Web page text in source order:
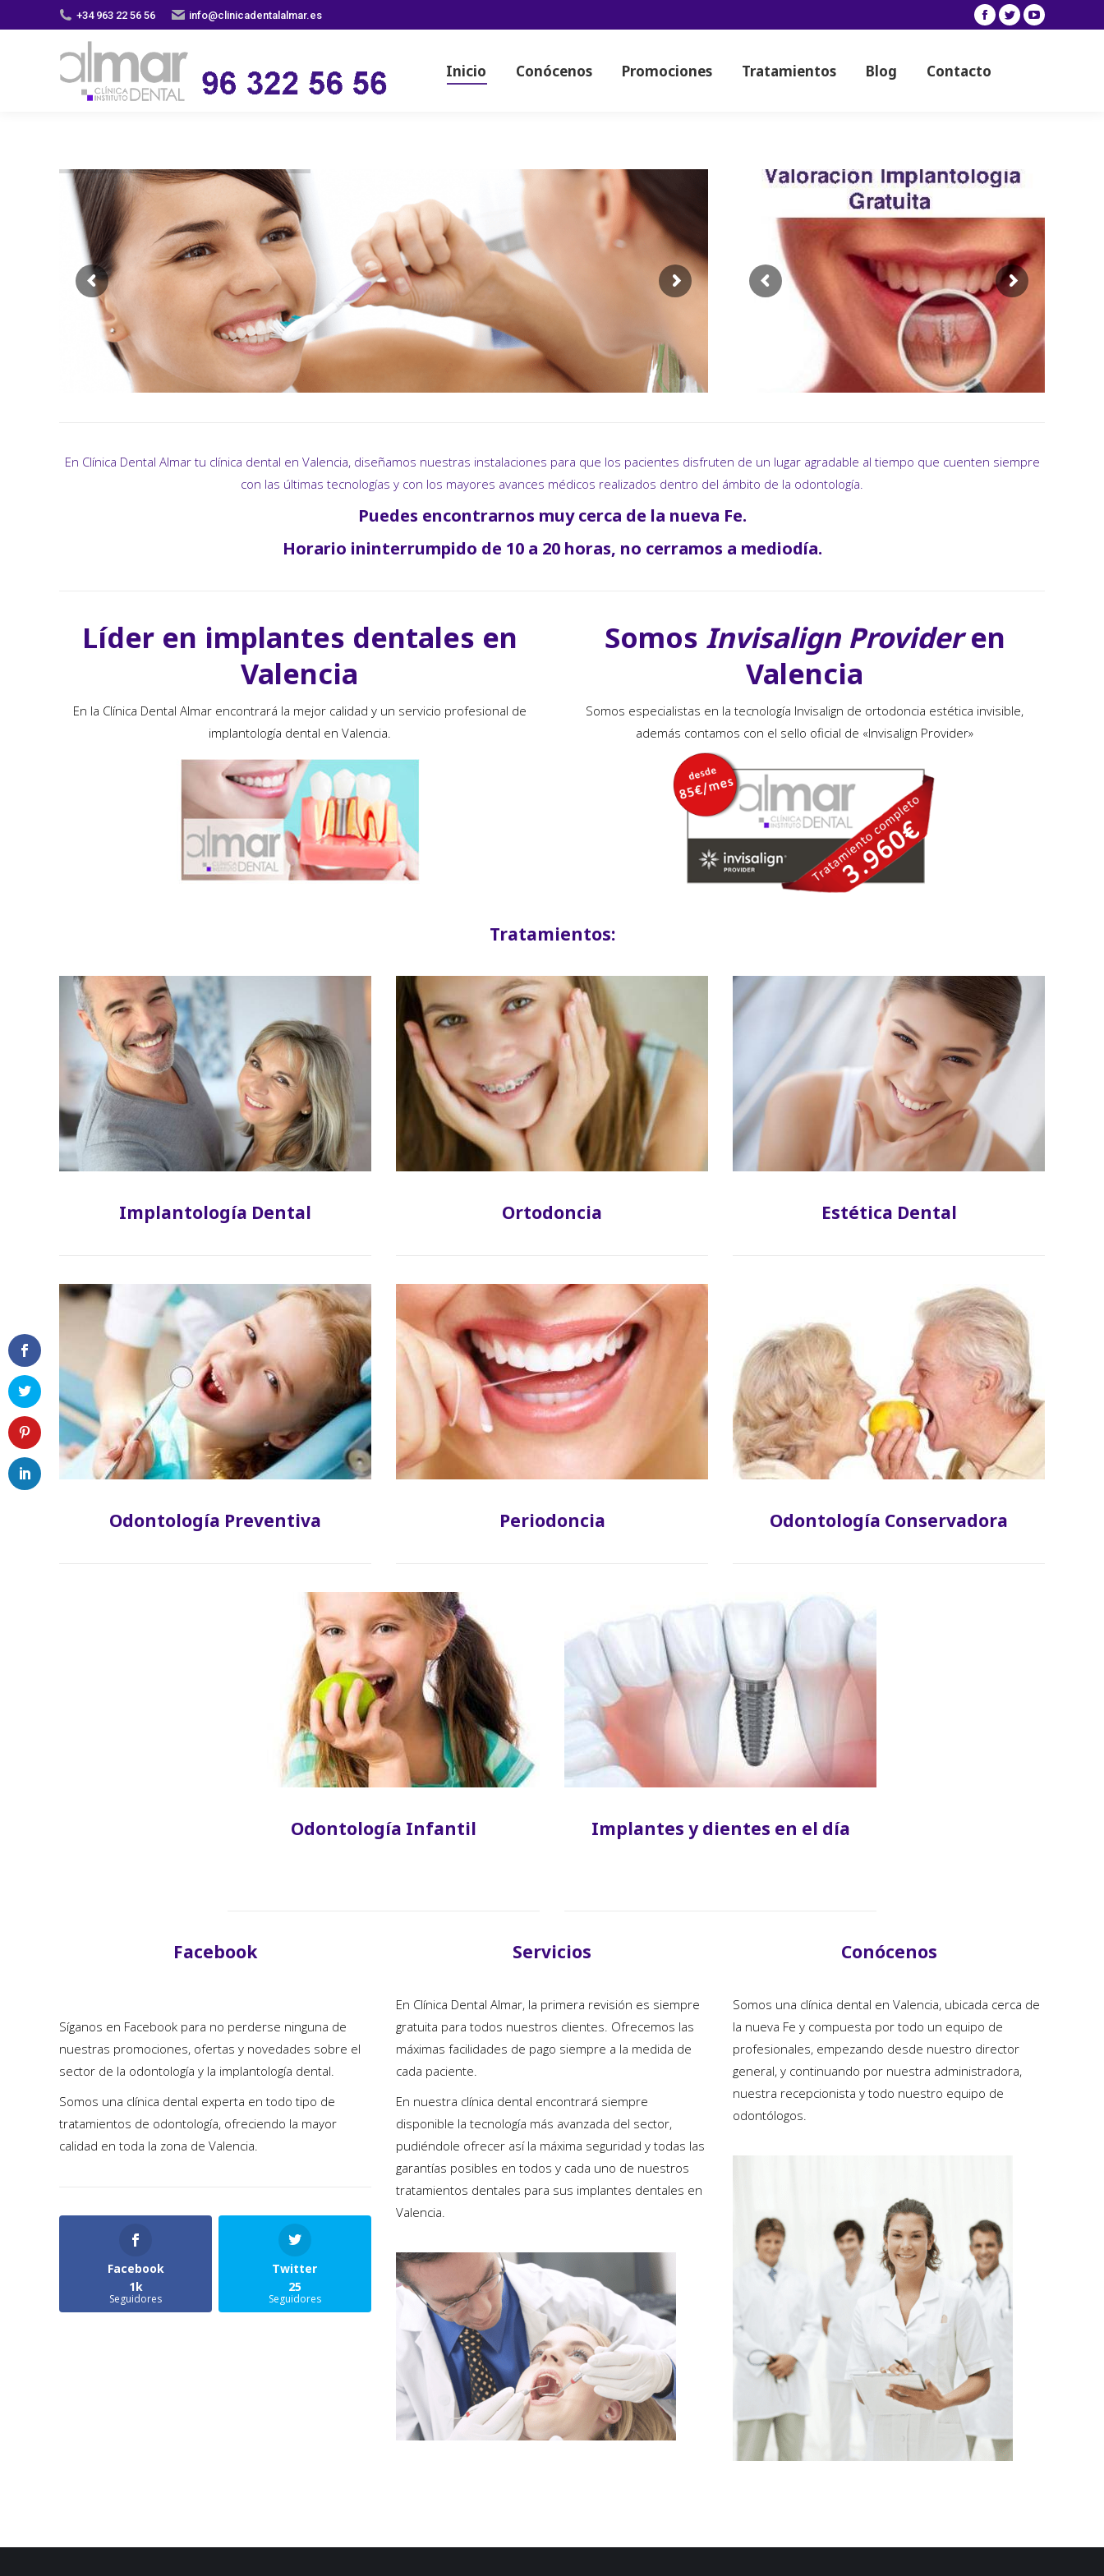
+34 963 22 56 56 info@clinicadentalalmar.es
Facebook
TwitterYouTube
Inicio Conócenos Promociones Tratamientos Blog Contacto
En Clínica Dental Almar tu clínica dental en Valencia, diseñamos nuestras instalaciones para que los pacientes disfruten de un lugar agradable al tiempo que cuenten siempre
con las últimas tecnologías y con los mayores avances médicos realizados dentro del ámbito de la odontología.
Puedes encontrarnos muy cerca de la nueva Fe.
Horario ininterrumpido de 10 a 20 horas, no cerramos a mediodía.
Líder en implantes dentales en
Valencia
En la Clínica Dental Almar encontrará la mejor calidad y un servicio profesional de
implantología dental en Valencia.
Somos Invisalign Provideren
Valencia
Somos especialistas en la tecnología Invisalign de ortodoncia estética invisible,
además contamos con el sello oficial de «Invisalign Provider»
Tratamientos:
Implantología Dental
Odontología Preventiva
Ortodoncia
Periodoncia
Estética Dental
Odontología Conservadora
Odontología Infantil Implantes y dientes en el día
Facebook
Síganos en Facebook para no perderse ninguna de
nuestras promociones, ofertas y novedades sobre el
sector de la odontología y la implantología dental.
Somos una clínica dental experta en todo tipo de
tratamientos de odontología, ofreciendo la mayor
calidad en toda la zona de Valencia.
Facebook
1k
Seguidores
Twitter
25
Seguidores
Servicios
En Clínica Dental Almar, la primera revisión es siempre
gratuita para todos nuestros clientes. Ofrecemos las
máximas facilidades de pago siempre a la medida de
cada paciente.
En nuestra clínica dental encontrará siempre
disponible la tecnología más avanzada del sector,
pudiéndole ofrecer así la máxima seguridad y todas las
garantías posibles en todos y cada uno de nuestros
tratamientos dentales para sus implantes dentales en
Valencia.
Conócenos
Somos una clínica dental en Valencia, ubicada cerca de
la nueva Fe y compuesta por todo un equipo de
profesionales, empezando desde nuestro director
general, y continuando por nuestra administradora,
nuestra recepcionista y todo nuestro equipo de
odontólogos.
Inicio Conócenos Promociones Tratamientos Blog Contacto